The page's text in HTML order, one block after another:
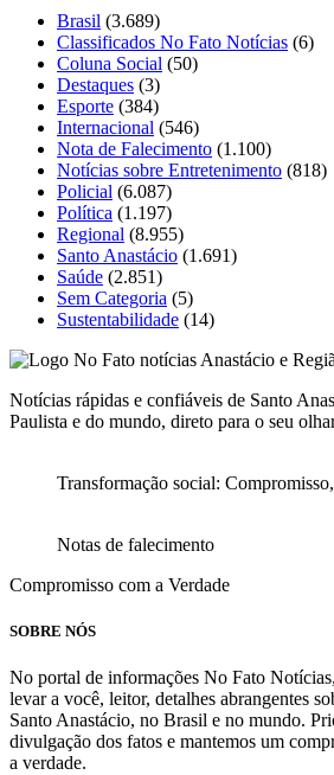
Brasil (3.689)
Classificados No Fato Notícias (6)
Coluna Social (50)
Destaques (3)
Esporte (384)
Internacional (546)
Nota de Falecimento (1.100)
Notícias sobre Entretenimento (818)
Policial (6.087)
Política (1.197)
Regional (8.955)
Santo Anastácio (1.691)
Saúde (2.851)
Sem Categoria (5)
Sustentabilidade (14)
Notícias rápidas e confiáveis de Santo
Paulista e do mundo, direto para o seu
Transformação social:
Notas de falecimento
Compromisso com a Verdade
SOBRE NÓS
No portal de informações No Fato
levar a você, leitor, detalhes abrangentes
Santo Anastácio, no Brasil e no mundo.
divulgação dos fatos e mantemos um
a verdade.